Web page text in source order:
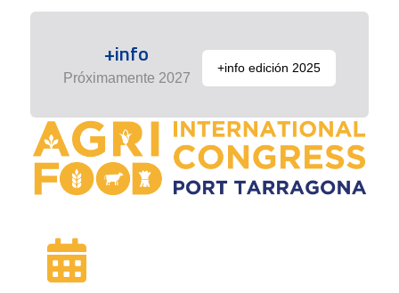
+info
Próximamente 2027
+info edición 2025